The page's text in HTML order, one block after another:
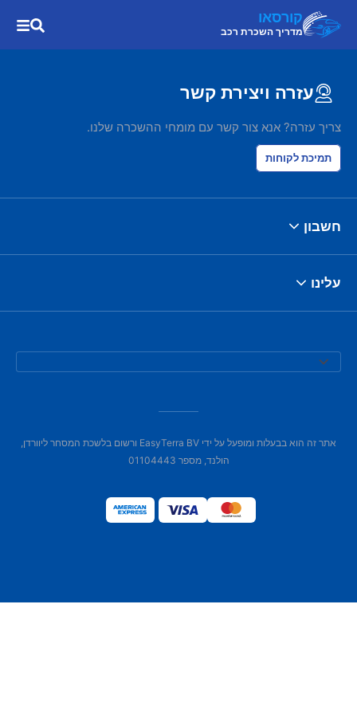
קורסאו
מדריך השכרת רכב
עזרה ויצירת קשר
צריך עזרה? אנא צור קשר עם מומחי ההשכרה שלנו.
תמיכת לקוחות
חשבון
עלינו
אתר זה הוא בבעלות ומופעל על ידי EasyTerra BV ורשום בלשכת המסחר ליוורדן,
הולנד, מספר 01104443